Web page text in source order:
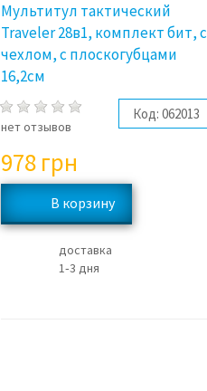
Мультитул тактический
Traveler 28в1, комплект бит, с
чехлом, с плоскогубцами
16,2см
нет отзывов
Код: 062013
978 грн
доставка
1‑3 дня